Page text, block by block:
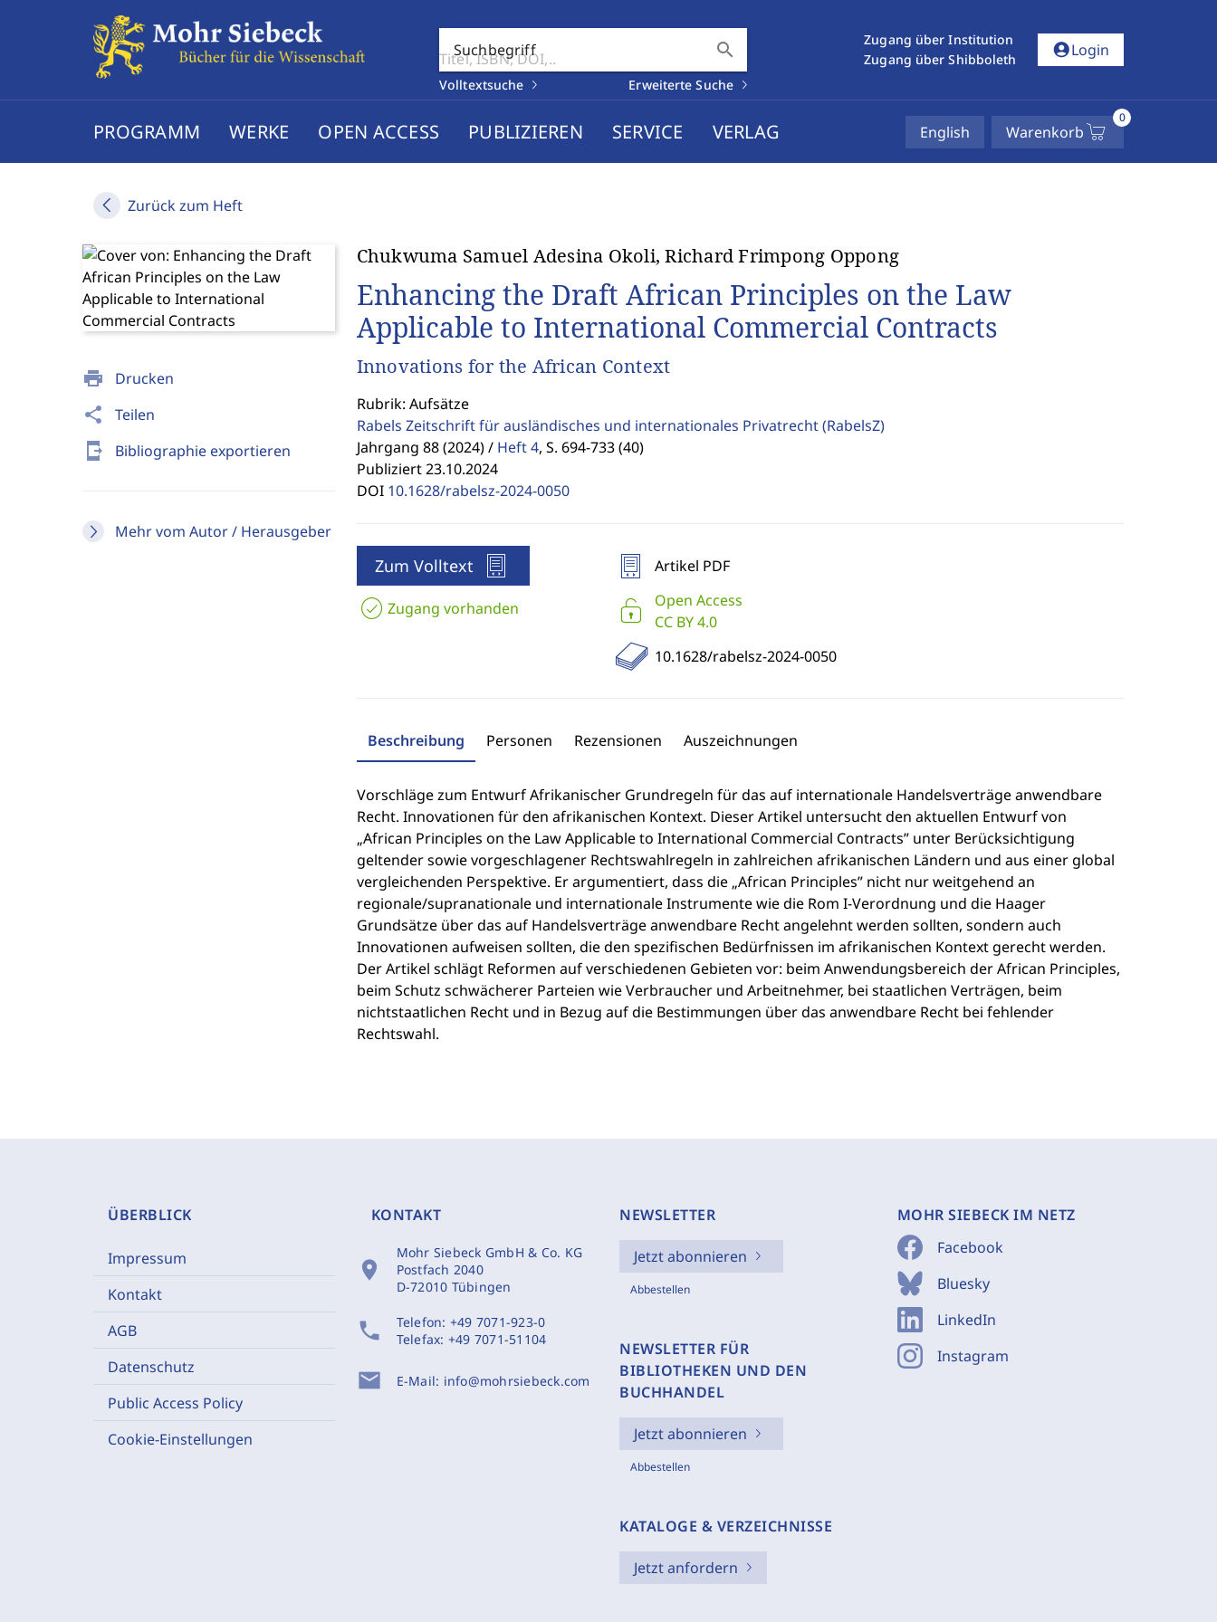
Suchbegriff search
Volltextsuche Erweiterte Suche
Zugang über Institution
Zugang über Shibboleth
account_circleLogin
PROGRAMM WERKE OPEN ACCESS PUBLIZIEREN SERVICE VERLAG English Warenkorb
0
Zurück zum Heft
print Drucken
share Teilen
send_to_mobile Bibliographie exportieren
Mehr vom Autor / Herausgeber
Chukwuma Samuel Adesina Okoli, Richard Frimpong Oppong
Enhancing the Draft African Principles on the Law
Applicable to International Commercial Contracts
Innovations for the African Context
Rubrik: Aufsätze
Rabels Zeitschrift für ausländisches und internationales Privatrecht(RabelsZ)
Jahrgang 88 (2024) / Heft 4, S. 694-733 (40)
Publiziert 23.10.2024
DOI 10.1628/rabelsz-2024-0050
Zum Volltext
Zugang vorhanden
Artikel PDF
Open Access
CC BY 4.0
10.1628/rabelsz-2024-0050
Beschreibung Personen Rezensionen Auszeichnungen
Vorschläge zum Entwurf Afrikanischer Grundregeln für das auf internationale Handelsverträge anwendbare
Recht. Innovationen für den afrikanischen Kontext. Dieser Artikel untersucht den aktuellen Entwurf von
„African Principles on the Law Applicable to International Commercial Contracts” unter Berücksichtigung
geltender sowie vorgeschlagener Rechtswahlregeln in zahlreichen afrikanischen Ländern und aus einer global
vergleichenden Perspektive. Er argumentiert, dass die „African Principles” nicht nur weitgehend an
regionale/supranationale und internationale Instrumente wie die Rom I-Verordnung und die Haager
Grundsätze über das auf Handelsverträge anwendbare Recht angelehnt werden sollten, sondern auch
Innovationen aufweisen sollten, die den spezifischen Bedürfnissen im afrikanischen Kontext gerecht werden.
Der Artikel schlägt Reformen auf verschiedenen Gebieten vor: beim Anwendungsbereich der African Principles,
beim Schutz schwächerer Parteien wie Verbraucher und Arbeitnehmer, bei staatlichen Verträgen, beim
nichtstaatlichen Recht und in Bezug auf die Bestimmungen über das anwendbare Recht bei fehlender
Rechtswahl.
ÜBERBLICK
Impressum
Kontakt
AGB
Datenschutz
Public Access Policy
Cookie-Einstellungen
KONTAKT
location_on
Mohr Siebeck GmbH & Co. KG
Postfach 2040
D-72010 Tübingen
phone Telefon: +49 7071-923-0
Telefax: +49 7071-51104
mail E-Mail: info@mohrsiebeck.com
NEWSLETTER
Jetzt abonnieren
Abbestellen
NEWSLETTER FÜR
BIBLIOTHEKEN UND DEN
BUCHHANDEL
Jetzt abonnieren
Abbestellen
KATALOGE & VERZEICHNISSE
Jetzt anfordern
MOHR SIEBECK IM NETZ
Facebook
Bluesky
LinkedIn
Instagram